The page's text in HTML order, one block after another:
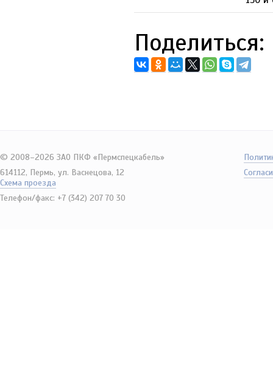
Поделиться:
© 2008–2026 ЗАО ПКФ «Пермспецкабель»
614112, Пермь, ул. Васнецова, 12
Схема проезда
Телефон/факс: +7 (342) 207 70 30